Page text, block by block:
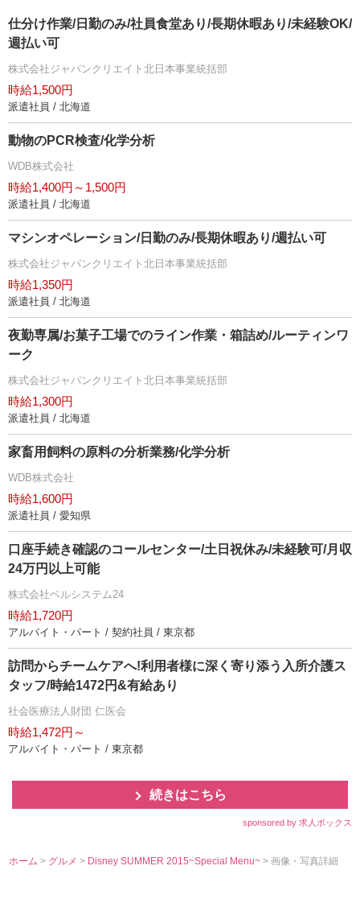
仕分け作業/日勤のみ/社員食堂あり/長期休暇あり/未経験OK/
週払い可
株式会社ジャパンクリエイト北日本事業統括部
時給1,500円
派遣社員 / 北海道
動物のPCR検査/化学分析
WDB株式会社
時給1,400円～1,500円
派遣社員 / 北海道
マシンオペレーション/日勤のみ/長期休暇あり/週払い可
株式会社ジャパンクリエイト北日本事業統括部
時給1,350円
派遣社員 / 北海道
夜勤専属/お菓子工場でのライン作業・箱詰め/ルーティンワ
ーク
株式会社ジャパンクリエイト北日本事業統括部
時給1,300円
派遣社員 / 北海道
家畜用飼料の原料の分析業務/化学分析
WDB株式会社
時給1,600円
派遣社員 / 愛知県
口座手続き確認のコールセンター/土日祝休み/未経験可/月収
24万円以上可能
株式会社ベルシステム24
時給1,720円
アルバイト・パート / 契約社員 / 東京都
訪問からチームケアへ!利用者様に深く寄り添う入所介護ス
タッフ/時給1472円&有給あり
社会医療法人財団 仁医会
時給1,472円～
アルバイト・パート / 東京都
続きはこちら
sponsored by 求人ボックス
ホーム > グルメ> Disney SUMMER 2015~Special Menu~> 画像・写真詳細